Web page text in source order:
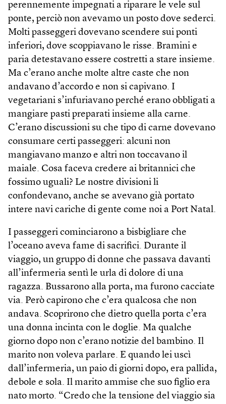
perennemente impegnati a riparare le vele sul
ponte, perciò non avevamo un posto dove sederci.
Molti passeggeri dovevano scendere sui ponti
inferiori, dove scoppiavano le risse. Bramini e
paria detestavano essere costretti a stare insieme.
Ma c’erano anche molte altre caste che non
andavano d’accordo e non si capivano. I
vegetariani s’infuriavano perché erano obbligati a
mangiare pasti preparati insieme alla carne.
C’erano discussioni su che tipo di carne dovevano
consumare certi passeggeri: alcuni non
mangiavano manzo e altri non toccavano il
maiale. Cosa faceva credere ai britannici che
fossimo uguali? Le nostre divisioni li
confondevano, anche se avevano già portato
intere navi cariche di gente come noi a Port Natal.
I passeggeri cominciarono a bisbigliare che
l’oceano aveva fame di sacrifici. Durante il
viaggio, un gruppo di donne che passava davanti
all’infermeria sentì le urla di dolore di una
ragazza. Bussarono alla porta, ma furono cacciate
via. Però capirono che c’era qualcosa che non
andava. Scoprirono che dietro quella porta c’era
una donna incinta con le doglie. Ma qualche
giorno dopo non c’erano notizie del bambino. Il
marito non voleva parlare. E quando lei uscì
dall’infermeria, un paio di giorni dopo, era pallida,
debole e sola. Il marito ammise che suo figlio era
nato morto. “Credo che la tensione del viaggio sia